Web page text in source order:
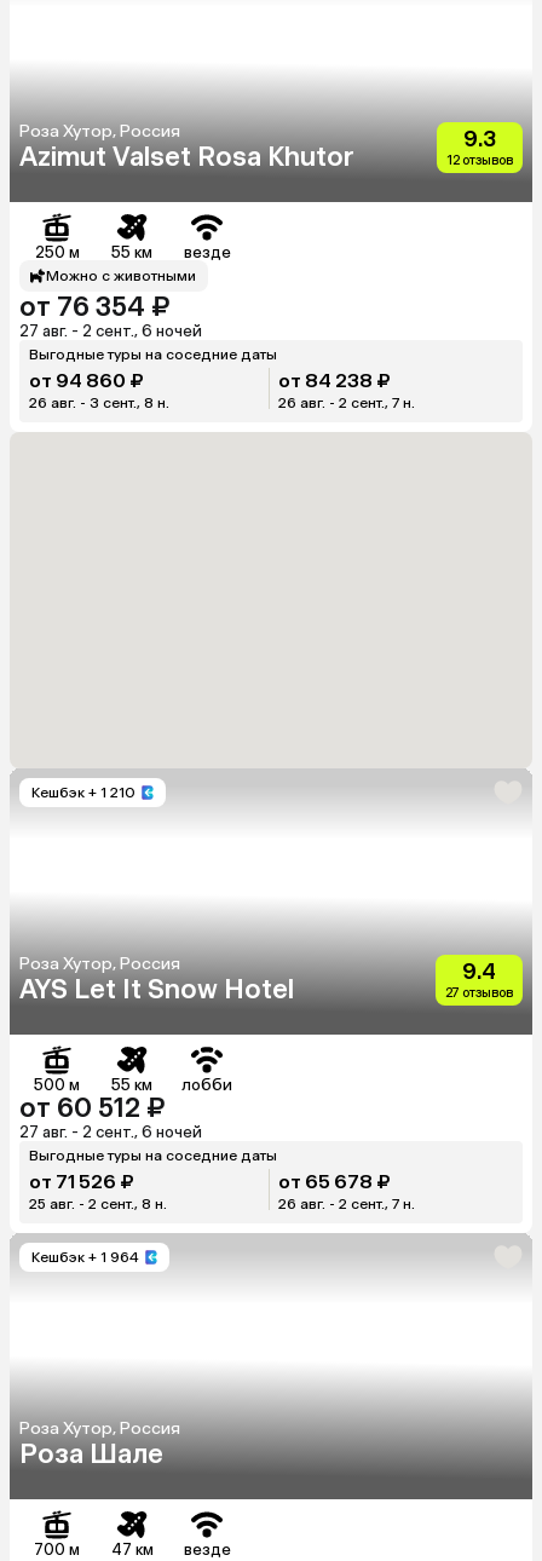
Роза Хутор, Россия
Azimut Valset Rosa Khutor
9.3
12 отзывов
250 м 55 км везде
Можно с животными
от 76 354 ₽
27 авг. - 2 сент., 6 ночей
Выгодные туры на соседние даты
от 94 860 ₽
26 авг. - 3 сент., 8 н.
от 84 238 ₽
26 авг. - 2 сент., 7 н.
Кешбэк + 1 210
Роза Хутор, Россия
AYS Let It Snow Hotel
9.4
27 отзывов
500 м 55 км лобби
от 60 512 ₽
27 авг. - 2 сент., 6 ночей
Выгодные туры на соседние даты
от 71 526 ₽
25 авг. - 2 сент., 8 н.
от 65 678 ₽
26 авг. - 2 сент., 7 н.
Кешбэк + 1 964
Роза Хутор, Россия
Роза Шале
700 м 47 км везде